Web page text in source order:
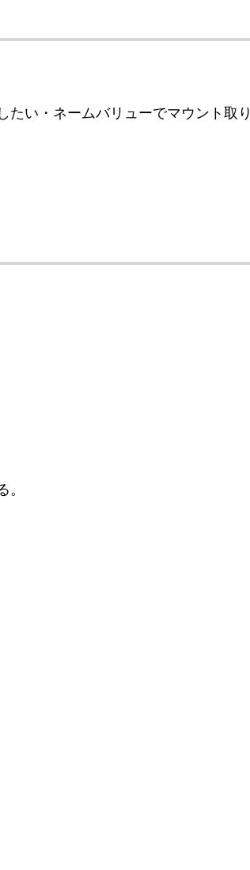
たい・ネームバリューでマウント取り